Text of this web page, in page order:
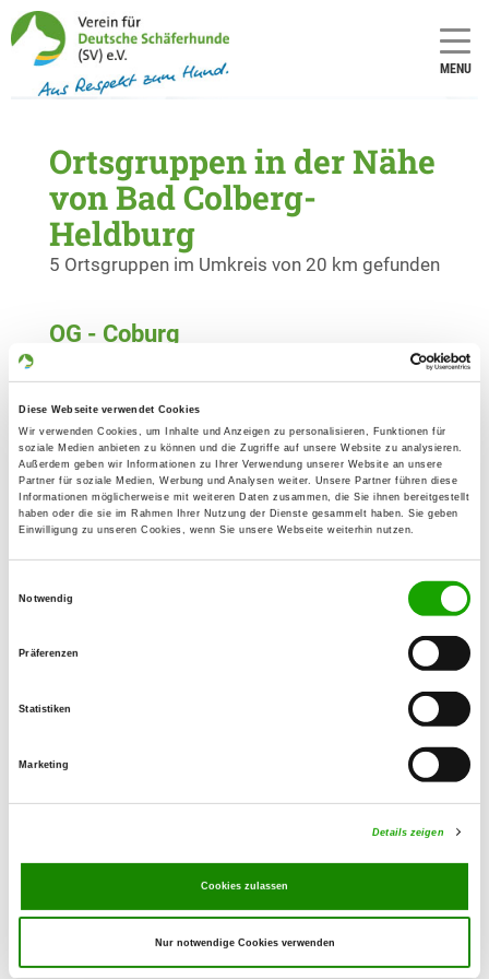
Diese Webseite verwendet Cookies
Wir verwenden Cookies, um Inhalte und Anzeigen zu personalisieren, Funktionen für
soziale Medien anbieten zu können und die Zugriffe auf unsere Website zu analysieren.
Außerdem geben wir Informationen zu Ihrer Verwendung unserer Website an unsere
Partner für soziale Medien, Werbung und Analysen weiter. Unsere Partner führen diese
Informationen möglicherweise mit weiteren Daten zusammen, die Sie ihnen bereitgestellt
haben oder die sie im Rahmen Ihrer Nutzung der Dienste gesammelt haben. Sie geben
Einwilligung zu unseren Cookies, wenn Sie unsere Webseite weiterhin nutzen.
Notwendig
Präferenzen
Statistiken
Marketing
Details zeigen
Cookies zulassen
Nur notwendige Cookies verwenden
MENU
Ortsgruppen in der Nähe
von Bad Colberg-
Heldburg
5 Ortsgruppen im Umkreis von 20 km gefunden
OG - Coburg
96450 Coburg
OG - Coburg-Lautergrund
Details
Esbacher Straße
96450 Coburg-Bertelsdorf
Sportplatzweg
OG - Untersiemau-Weißenbrunn e.V.
96253 Untersiemau-Weißenbrunn
Details
96476 Bad Rodach